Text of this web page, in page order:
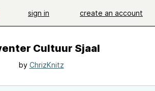
sign in create an account
Cultuur Sjaal
by ChrizKnitz